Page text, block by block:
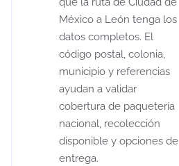
México a León tenga los
datos completos. El
código postal, colonia,
municipio y referencias
ayudan a validar
cobertura de paquetería
nacional, recolección
disponible y opciones de
entrega.